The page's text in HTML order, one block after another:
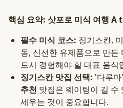
핵심 요약: 삿포로 미식 여행 A
필수 미식 코스: 징기스칸,
동, 신선한 유제품으로 만
드시 경험해야 할 대표 음식
징기스칸 맛집 선택: '다루
추천 맛집은 웨이팅이 길 수
세우는 것이 중요합니다.